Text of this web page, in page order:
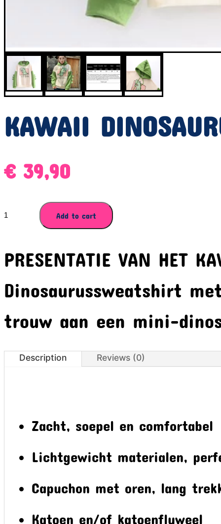
KAWAII
€39,90
DINOSAURUSSWEATER
Add to cart
PRESENTATIE VAN HET
Dinosaurussweatshirt
trouw aan een mini-
Description Reviews (0)
Zacht, soepel en comfortabel
Lichtgewicht materialen,
Capuchon met oren, lang
Katoen en/of katoenfluweel